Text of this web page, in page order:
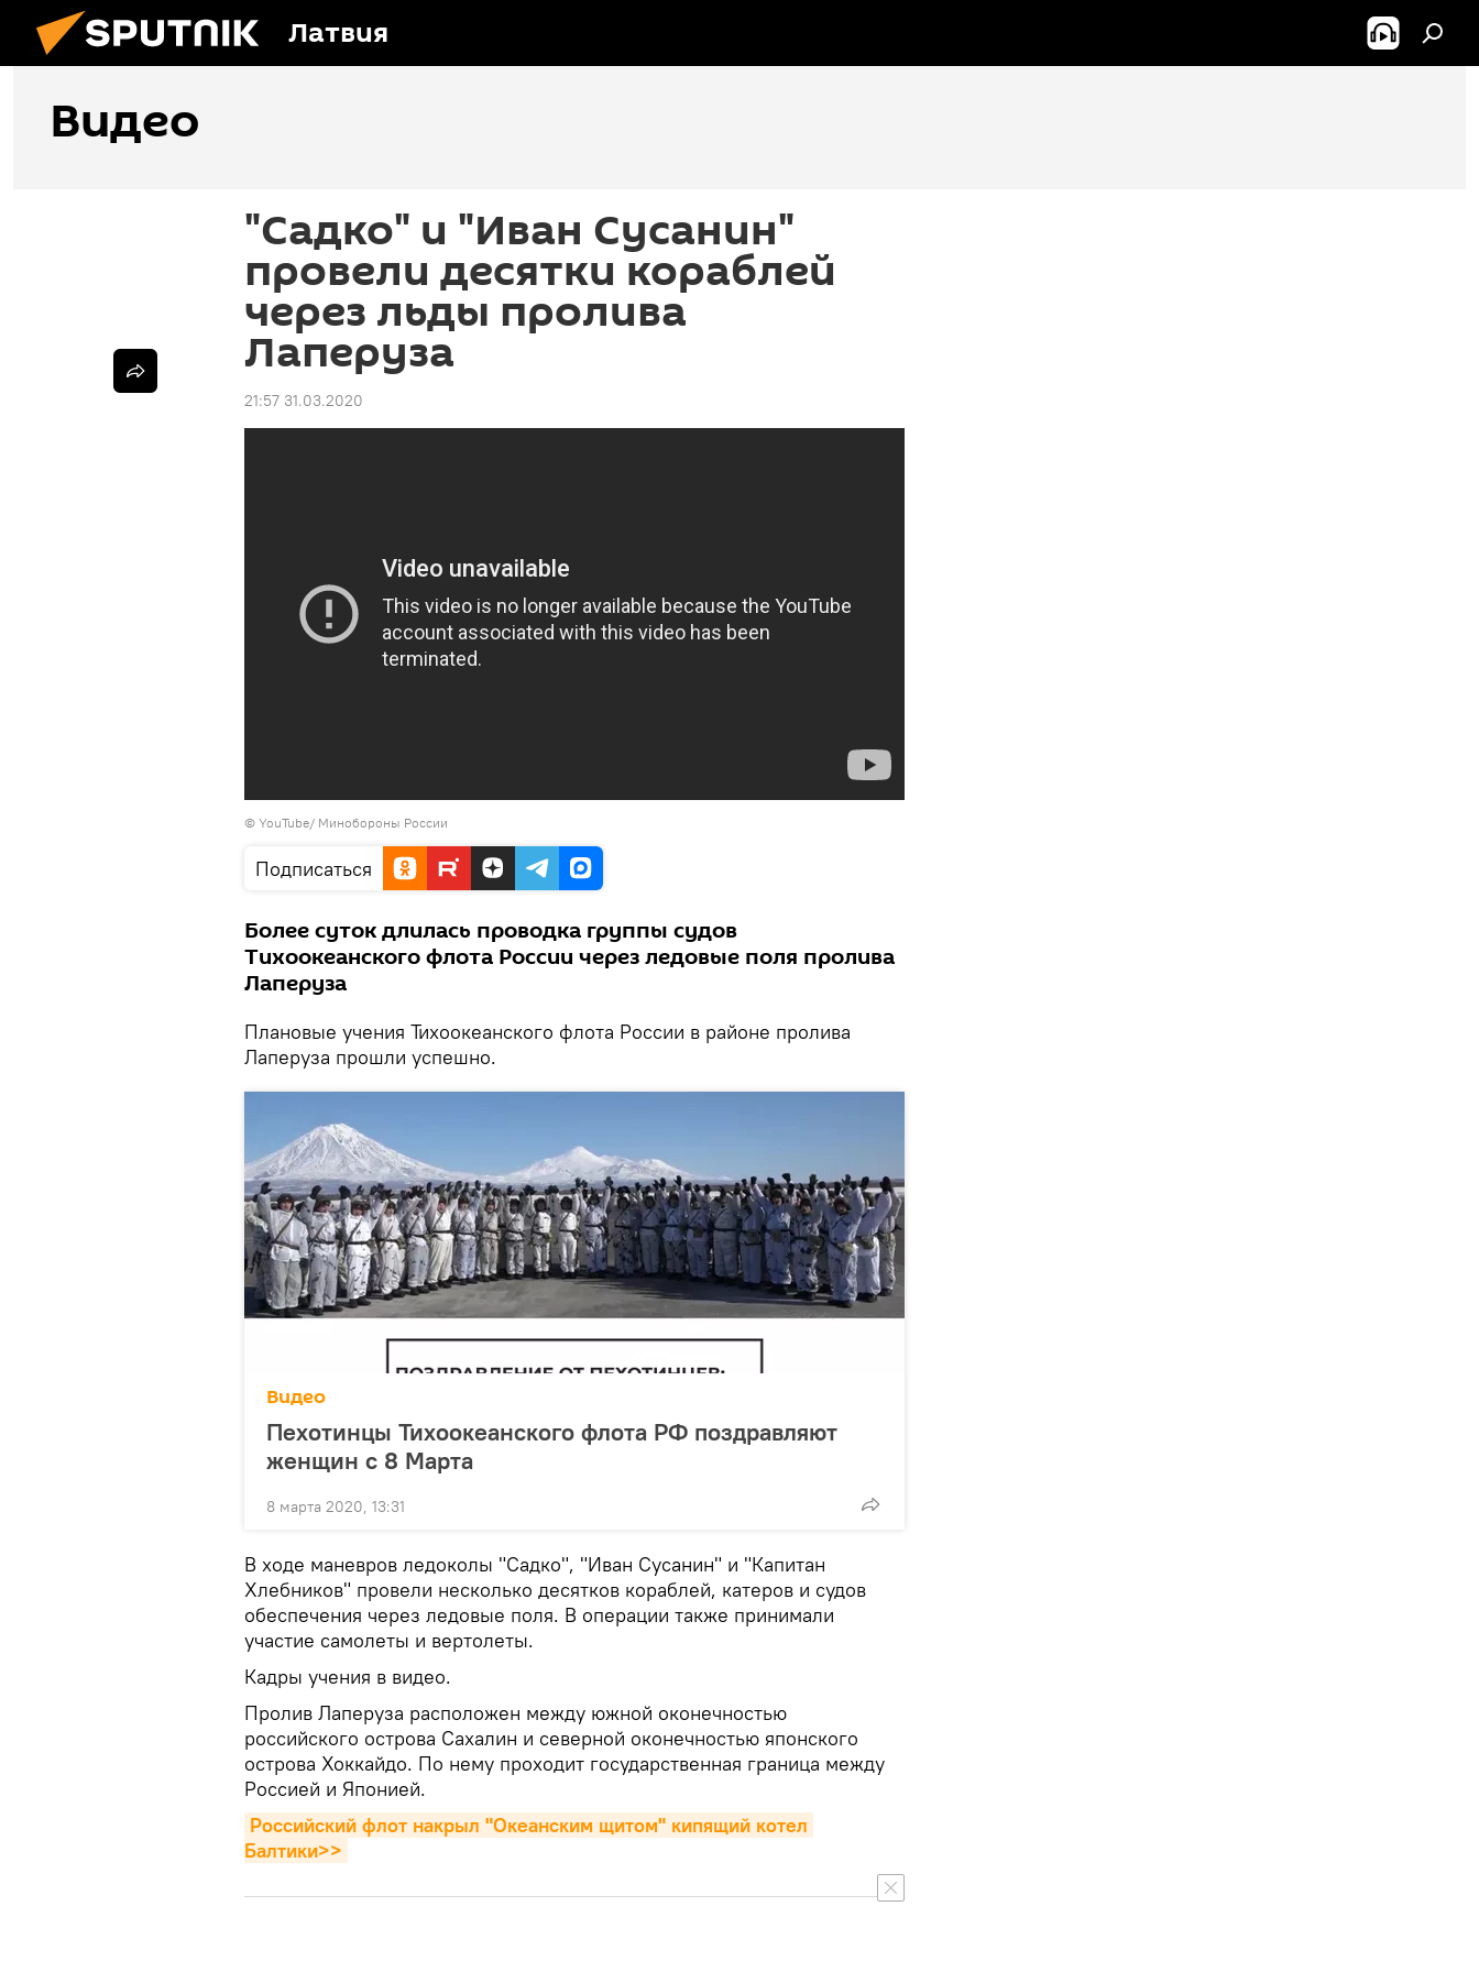
Латвия
Видео
"Садко" и "Иван Сусанин"
провели десятки кораблей
через льды пролива
Лаперуза
21:57 31.03.2020
© YouTube/ Минобороны России
Подписаться
Более суток длилась проводка группы судов
Тихоокеанского флота России через ледовые поля пролива
Лаперуза
Плановые учения Тихоокеанского флота России в районе пролива
Лаперуза прошли успешно.
Видео
Пехотинцы Тихоокеанского флота РФ поздравляют
женщин с 8 Марта
8 марта 2020, 13:31
В ходе маневров ледоколы "Садко", "Иван Сусанин" и "Капитан
Хлебников" провели несколько десятков кораблей, катеров и судов
обеспечения через ледовые поля. В операции также принимали
участие самолеты и вертолеты.
Кадры учения в видео.
Пролив Лаперуза расположен между южной оконечностью
российского острова Сахалин и северной оконечностью японского
острова Хоккайдо. По нему проходит государственная граница между
Россией и Японией.
Российский флот накрыл "Океанским щитом" кипящий котел
Балтики>>